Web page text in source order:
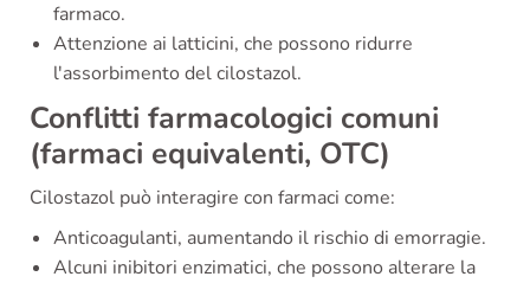
farmaco.
Attenzione ai latticini, che possono ridurre
l'assorbimento del cilostazol.
Conflitti farmacologici comuni
(farmaci equivalenti, OTC)
Cilostazol può interagire con farmaci come:
Anticoagulanti, aumentando il rischio di emorragie.
Alcuni inibitori enzimatici, che possono alterare la